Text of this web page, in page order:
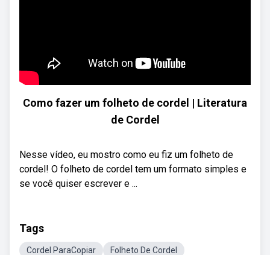
Como fazer um folheto de cordel | Literatura
de Cordel
Nesse vídeo, eu mostro como eu fiz um folheto de
cordel! O folheto de cordel tem um formato simples e
se você quiser escrever e ...
Tags
Cordel ParaCopiar Folheto De Cordel